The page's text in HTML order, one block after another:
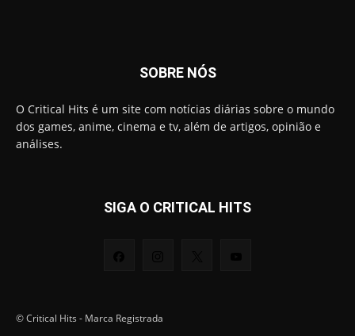
SOBRE NÓS
O Critical Hits é um site com notícias diárias sobre o mundo
dos games, anime, cinema e tv, além de artigos, opinião e
análises.
SIGA O CRITICAL HITS
© Critical Hits - Marca Registrada